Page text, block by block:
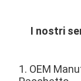
I nostri
1. OEM